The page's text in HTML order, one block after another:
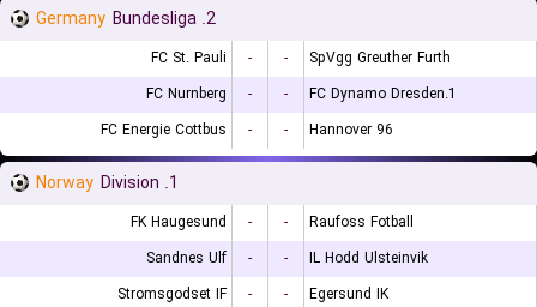
Germany 2. Bundesliga
FC St. Pauli - -
SpVgg Greuther Furth
FC Nurnberg
- -
1.FC Dynamo Dresden
FC Energie Cottbus
- - Hannover 96
Norway 1. Division
FK Haugesund - -
Raufoss Fotball
Sandnes Ulf
- -
IL Hodd Ulsteinvik
Stromsgodset IF
- -
Egersund IK